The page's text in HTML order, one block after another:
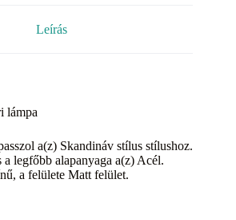
Leírás
lámpa
a(z) Skandináv stílus stílushoz.
legfőbb alapanyaga a(z) Acél.
a felülete Matt felület.